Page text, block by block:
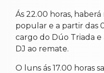
Ás 22.00 horas,
popular e a partir das
cargo do Dúo Triada
DJ ao remate.
O luns ás 17.00 horas